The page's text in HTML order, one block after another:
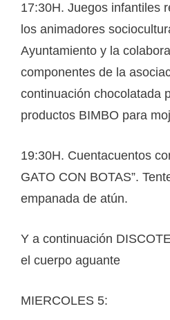
17:30H. Juegos infantiles
los animadores
Ayuntamiento y la
componentes de la
continuación chocolatada
productos BIMBO para
19:30H. Cuentacuentos
GATO CON BOTAS”.
empanada de atún.
Y a continuación
el cuerpo aguante
MIERCOLES 5: